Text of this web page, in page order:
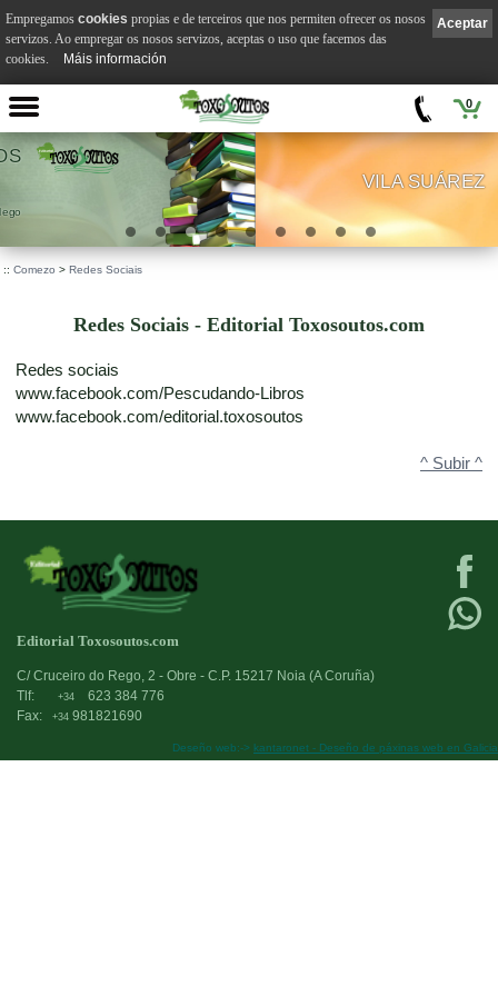
0
VILA SUÁREZ
:: Comezo > Redes Sociais
Redes Sociais - Editorial Toxosoutos.com
Redes sociais
www.facebook.com/Pescudando-Libros
www.facebook.com/editorial.toxosoutos
^ Subir ^
Editorial Toxosoutos.com
C/ Cruceiro do Rego, 2 - Obre - C.P. 15217 Noia (A Coruña)
Tlf:
+34
623 384 776
Fax:
+34 981821690
Deseño web:-> kantaronet - Deseño de páxinas web en Galicia
Aceptar
Empregamos cookies propias e de terceiros que nos permiten ofrecer os nosos
servizos. Ao empregar os nosos servizos, aceptas o uso que facemos das
cookies.
Máis información